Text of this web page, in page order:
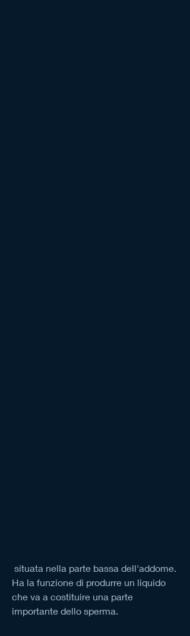
Ha la funzione di produrre un liquido
che va a costituire una parte
importante dello sperma.